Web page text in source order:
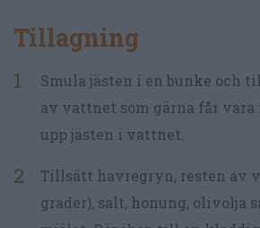
Tillagning
Smula jästen i en bunke och
av vattnet som gärna får
upp jästen i vattnet.
Tillsätt havregryn, resten av
grader), salt, honung, olivolja